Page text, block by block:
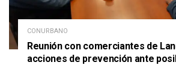
CONURBANO
Reunión con comerciantes de
acciones de prevención ante